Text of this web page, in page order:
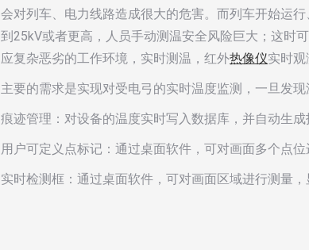
会对列车、电力线路造成很大的危害。而列车开始运
到25kV或者更高，人员手动测温安全风险巨大；这时
应复杂恶劣的工作环境，实时测温，红外热像仪实时观
主要的需求是实现对受电弓的实时温度监测，一旦发
痕迹管理：对设备的温度实时写入数据库，并自动生
用户可定义点标记：通过桌面软件，可对画面多个点
实时检测框：通过桌面软件，可对画面区域进行测量